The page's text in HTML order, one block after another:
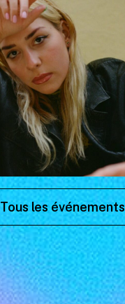
Tous les événements